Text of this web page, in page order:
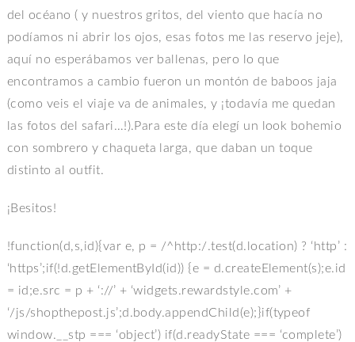
del océano ( y nuestros gritos, del viento que hacía no
podíamos ni abrir los ojos, esas fotos me las reservo jeje),
aquí no esperábamos ver ballenas, pero lo que
encontramos a cambio fueron un montón de baboos jaja
(como veis el viaje va de animales, y ¡todavía me quedan
las fotos del safari…!).Para este día elegí un look bohemio
con sombrero y chaqueta larga, que daban un toque
distinto al outfit.
¡Besitos!
!function(d,s,id){var e, p = /^http:/.test(d.location) ? ‘http’ :
‘https’;if(!d.getElementById(id)) {e = d.createElement(s);e.id
= id;e.src = p + ‘://’ + ‘widgets.rewardstyle.com’ +
‘/js/shopthepost.js’;d.body.appendChild(e);}if(typeof
window.__stp === ‘object’) if(d.readyState === ‘complete’)